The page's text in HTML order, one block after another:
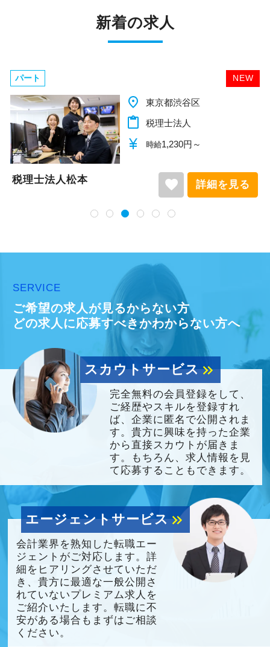
新着の求人
NEW
パート
place 東京都渋谷区
content_paste 税理士法人
currency_yen 時給1,230円～
税理士法人松本 favorite 詳細を見る
SERVICE
ご希望の求人が見るからない方
どの求人に応募すべきかわからない方へ
スカウトサービスkeyboard_double_arrow_right
完全無料の会員登録をして、
ご経歴やスキルを登録すれ
ば、企業に匿名で公開されま
す。貴方に興味を持った企業
から直接スカウトが届きま
す。もちろん、求人情報を見
て応募することもできます。
エージェントサービスkeyboard_double_arrow_right
会計業界を熟知した転職エー
ジェントがご対応します。詳
細をヒアリングさせていただ
き、貴方に最適な一般公開さ
れていないプレミアム求人を
ご紹介いたします。転職に不
安がある場合もまずはご相談
ください。